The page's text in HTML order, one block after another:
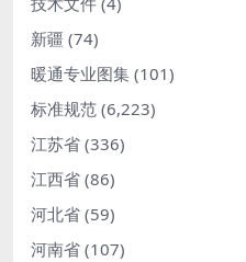
新疆 (74)
暖通专业图集 (101)
标准规范 (6,223)
江苏省 (336)
江西省 (86)
河北省 (59)
河南省 (107)